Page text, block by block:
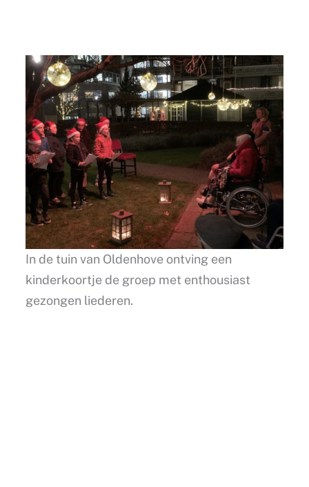
In de tuin van Oldenhove ontving een
kinderkoortje de groep met enthousiast
gezongen liederen.